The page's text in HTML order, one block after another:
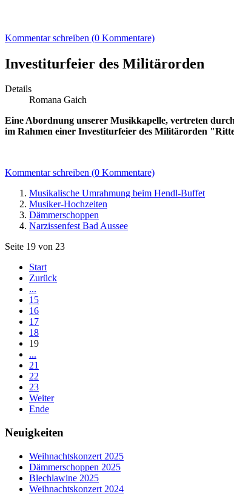
Kommentar schreiben (0 Kommentare)
Investiturfeier des Militärorden
Details
Romana Gaich
Eine Abordnung unserer Musikkapelle, vertreten
im Rahmen einer Investiturfeier des Militärorden
Kommentar schreiben (0 Kommentare)
Musikalische Umrahmung beim Hendl-Buffet
Musiker-Hochzeiten
Dämmerschoppen
Narzissenfest Bad Aussee
Seite 19 von 23
Start
Zurück
...
15
16
17
18
19
...
21
22
23
Weiter
Ende
Neuigkeiten
Weihnachtskonzert 2025
Dämmerschoppen 2025
Blechlawine 2025
Weihnachtskonzert 2024